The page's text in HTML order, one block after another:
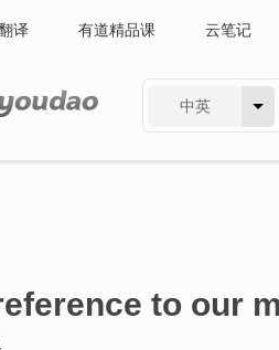
译 有道精品课 云笔记
中英
to our